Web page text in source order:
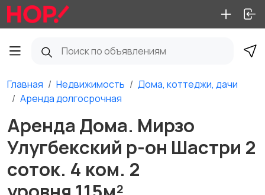
Главная Недвижимость
Дома, коттеджи, дачи
Аренда долгосрочная
Аренда Дома. Мирзо
Улугбекский р-он Шастри 2
соток. 4 ком. 2